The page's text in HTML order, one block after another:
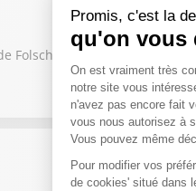
Folschviller, des